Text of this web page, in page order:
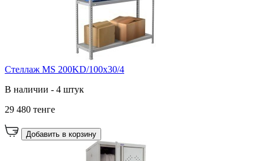
Стеллаж MS 200KD/100x30/4
В наличии - 4 штук
29 480 тенге
Добавить в корзину